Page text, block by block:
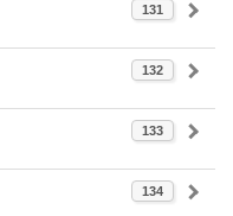
131
132
133
134